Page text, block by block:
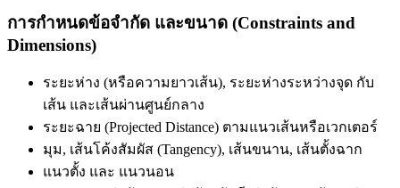
การกำหนดข้อจำกัด และขนาด (Constraints and
Dimensions)
ระยะห่าง (หรือความยาวเส้น), ระยะห่างระหว่างจุด กับ
เส้น และเส้นผ่านศูนย์กลาง
ระยะฉาย (Projected Distance) ตามแนวเส้นหรือเวกเตอร์
มุม, เส้นโค้งสัมผัส (Tangency), เส้นขนาน, เส้นตั้งฉาก
แนวตั้ง และ แนวนอน